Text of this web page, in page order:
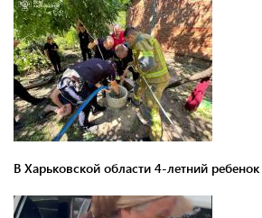
В Харьковской области 4-летний